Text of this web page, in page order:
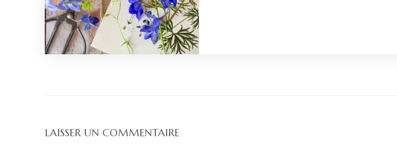
LAISSER UN COMMENTAIRE